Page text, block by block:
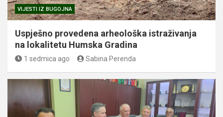
VIJESTI IZ BUGOJNA
Uspješno provedena arheološka istraživanja
na lokalitetu Humska Gradina
1 sedmica ago Sabina Perenda